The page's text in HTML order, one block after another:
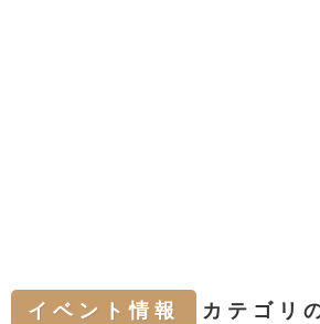
イベント情報 カテゴリ